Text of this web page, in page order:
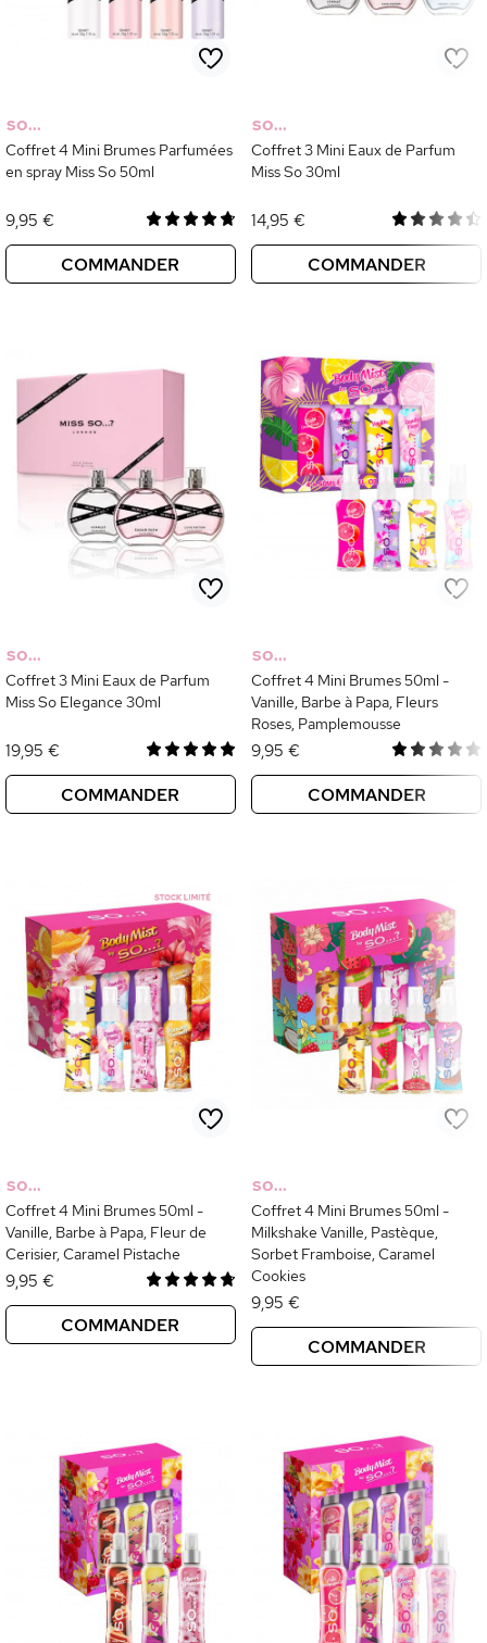
SO...
Coffret 4 Mini Brumes Parfumées
en spray Miss So 50ml
9,95 €
COMMANDER
SO...
Coffret 3 Mini Eaux de Parfum
Miss So 30ml
14,95 €
COMMANDER
SO...
Coffret 3 Mini Eaux de Parfum
Miss So Elegance 30ml
19,95 €
COMMANDER
SO...
Coffret 4 Mini Brumes 50ml -
Vanille, Barbe à Papa, Fleurs
Roses, Pamplemousse
9,95 €
COMMANDER
SO...
Coffret 4 Mini Brumes 50ml -
Vanille, Barbe à Papa, Fleur de
Cerisier, Caramel Pistache
9,95 €
COMMANDER
SO...
Coffret 4 Mini Brumes 50ml -
Milkshake Vanille, Pastèque,
Sorbet Framboise, Caramel
Cookies
9,95 €
COMMANDER